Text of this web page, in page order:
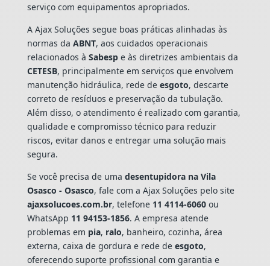
serviço com equipamentos apropriados.
A Ajax Soluções segue boas práticas alinhadas às
normas da ABNT, aos cuidados operacionais
relacionados à Sabespe às diretrizes ambientais da
CETESB, principalmente em serviços que envolvem
manutenção hidráulica, rede de esgoto, descarte
correto de resíduos e preservação da tubulação.
Além disso, o atendimento é realizado com garantia,
qualidade e compromisso técnico para reduzir
riscos, evitar danos e entregar uma solução mais
segura.
Se você precisa de uma desentupidora na Vila
Osasco - Osasco, fale com a Ajax Soluções pelo site
ajaxsolucoes.com.br, telefone 11 4114-6060ou
WhatsApp 11 94153-1856. A empresa atende
problemas em pia, ralo, banheiro, cozinha, área
externa, caixa de gordura e rede de esgoto,
oferecendo suporte profissional com garantia e